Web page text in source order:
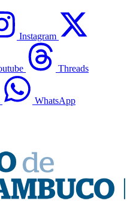
Instagram
Threads
WhatsApp